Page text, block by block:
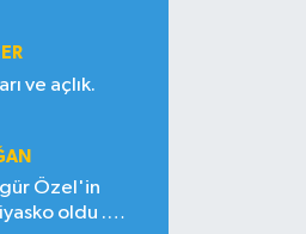
ve açlık.
Özel'in
oldu .